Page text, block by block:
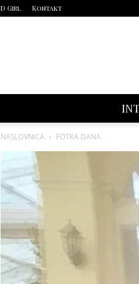
D Girl Kontakt
NASLOVNICA FOTKA DANA